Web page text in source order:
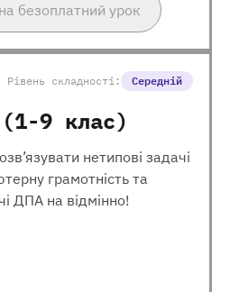
безоплатний урок
Рівень складності: Середній
(1-9 клас)
нетипові задачі
грамотність та
ДПА на відмінно!